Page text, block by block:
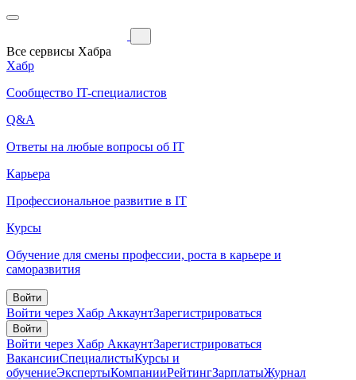
Все сервисы Хабра
Хабр
Сообщество IT-специалистов
Q&A
Ответы на любые вопросы об IT
Карьера
Профессиональное развитие в IT
Курсы
Обучение для смены профессии, роста в карьере и
саморазвития
Войти
Войти через Хабр АккаунтЗарегистрироваться
Войти
Войти через Хабр АккаунтЗарегистрироваться
ВакансииСпециалистыКурсы и
обучениеЭкспертыКомпанииРейтингЗарплатыЖурнал